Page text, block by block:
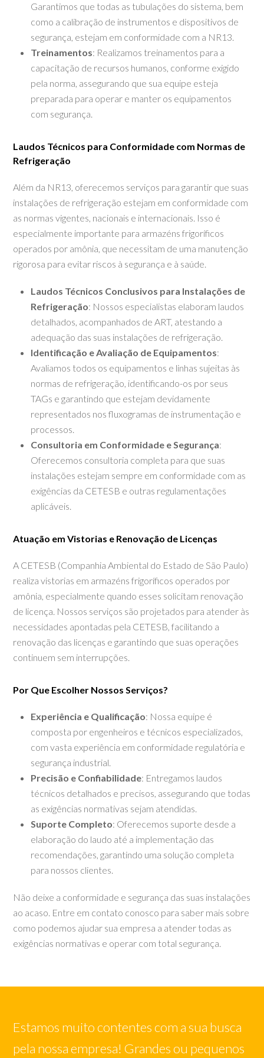
Garantimos que todas as tubulações do sistema, bem
como a calibração de instrumentos e dispositivos de
segurança, estejam em conformidade com a NR13.
Treinamentos: Realizamos treinamentos para a
capacitação de recursos humanos, conforme exigido
pela norma, assegurando que sua equipe esteja
preparada para operar e manter os equipamentos
com segurança.
Laudos Técnicos para Conformidade com Normas de
Refrigeração
Além da NR13, oferecemos serviços para garantir que suas
instalações de refrigeração estejam em conformidade com
as normas vigentes, nacionais e internacionais. Isso é
especialmente importante para armazéns frigoríficos
operados por amônia, que necessitam de uma manutenção
rigorosa para evitar riscos à segurança e à saúde.
Laudos Técnicos Conclusivos para Instalações de
Refrigeração: Nossos especialistas elaboram laudos
detalhados, acompanhados de ART, atestando a
adequação das suas instalações de refrigeração.
Identificação e Avaliação de Equipamentos:
Avaliamos todos os equipamentos e linhas sujeitas às
normas de refrigeração, identificando-os por seus
TAGs e garantindo que estejam devidamente
representados nos fluxogramas de instrumentação e
processos.
Consultoria em Conformidade e Segurança:
Oferecemos consultoria completa para que suas
instalações estejam sempre em conformidade com as
exigências da CETESB e outras regulamentações
aplicáveis.
Atuação em Vistorias e Renovação de Licenças
A CETESB (Companhia Ambiental do Estado de São Paulo)
realiza vistorias em armazéns frigoríficos operados por
amônia, especialmente quando esses solicitam renovação
de licença. Nossos serviços são projetados para atender às
necessidades apontadas pela CETESB, facilitando a
renovação das licenças e garantindo que suas operações
continuem sem interrupções.
Por Que Escolher Nossos Serviços?
Experiência e Qualificação: Nossa equipe é
composta por engenheiros e técnicos especializados,
com vasta experiência em conformidade regulatória e
segurança industrial.
Precisão e Confiabilidade: Entregamos laudos
técnicos detalhados e precisos, assegurando que todas
as exigências normativas sejam atendidas.
Suporte Completo: Oferecemos suporte desde a
elaboração do laudo até a implementação das
recomendações, garantindo uma solução completa
para nossos clientes.
Não deixe a conformidade e segurança das suas instalações
ao acaso. Entre em contato conosco para saber mais sobre
como podemos ajudar sua empresa a atender todas as
exigências normativas e operar com total segurança.
Estamos muito contentes com a sua busca
pela nossa empresa! Grandes ou pequenos